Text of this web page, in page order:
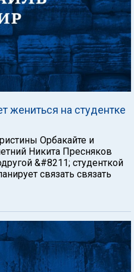
жениться на студентке
Орбакайте и
Никита Пресняков
&#8211; студенткой
связать связать